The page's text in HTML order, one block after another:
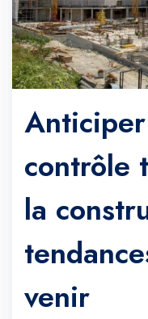
contrôle
la
venir